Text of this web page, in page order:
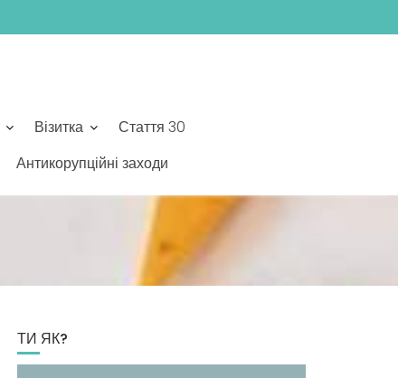
Візитка
Стаття 30
Антикорупційні заходи
ТИ ЯК?